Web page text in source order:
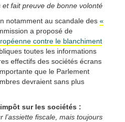
fait preuve de bonne volonté
notamment au scandale des «
a proposé de
contre le blanchiment
toutes les informations
effectifs des sociétés écrans
que le Parlement
devraient sans plus
sur les sociétés :
l’assiette fiscale, mais toujours